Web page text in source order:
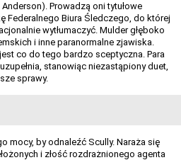
Prowadzą oni tytułowe
Federalnego Biura Śledczego, do której
wytłumaczyć. Mulder głęboko
i inne paranormalne zjawiska.
co do tego bardzo sceptyczna. Para
stanowiąc niezastąpiony duet,
sprawy.
mocy, by odnaleźć Scully. Naraża się
i złość rozdrażnionego agenta